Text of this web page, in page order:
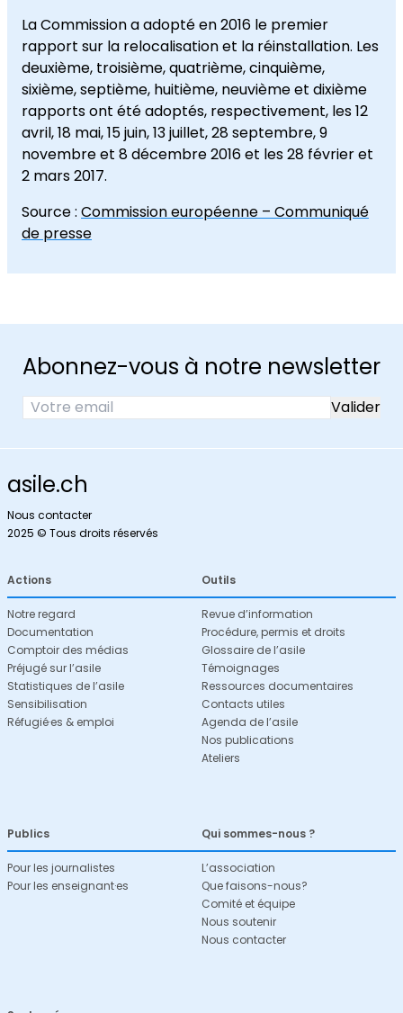
La Commission a adopté en 2016 le premier
rapport sur la relocalisation et la réinstallation. Les
deuxième, troisième, quatrième, cinquième,
sixième, septième, huitième, neuvième et dixième
rapports ont été adoptés, respectivement, les 12
avril, 18 mai, 15 juin, 13 juillet, 28 septembre, 9
novembre et 8 décembre 2016 et les 28 février et
2 mars 2017.
Source : Commission européenne – Communiqué
de presse
Abonnez-vous à notre newsletter
asile.ch
Nous contacter
2025 © Tous droits réservés
Actions
Notre regard
Documentation
Comptoir des médias
Préjugé sur l’asile
Statistiques de l’asile
Sensibilisation
Réfugié·es & emploi
Outils
Revue d’information
Procédure, permis et droits
Glossaire de l’asile
Témoignages
Ressources documentaires
Contacts utiles
Agenda de l’asile
Nos publications
Ateliers
Publics
Pour les journalistes
Pour les enseignant·es
Qui sommes-nous ?
L’association
Que faisons-nous?
Comité et équipe
Nous soutenir
Nous contacter